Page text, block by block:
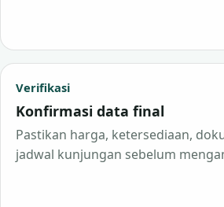
Verifikasi
Konfirmasi data final
Pastikan harga, ketersediaan,
jadwal kunjungan sebelum